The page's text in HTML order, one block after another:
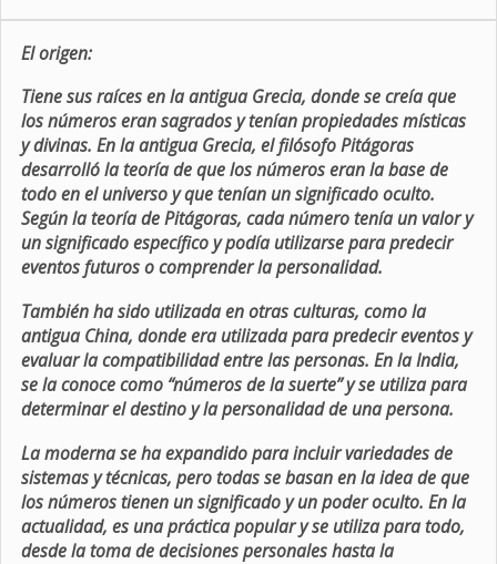
El origen:
Tiene sus raíces en la antigua Grecia, donde se creía que
los números eran sagrados y tenían propiedades místicas
y divinas. En la antigua Grecia, el filósofo Pitágoras
desarrolló la teoría de que los números eran la base de
todo en el universo y que tenían un significado oculto.
Según la teoría de Pitágoras, cada número tenía un valor y
un significado específico y podía utilizarse para predecir
eventos futuros o comprender la personalidad.
También ha sido utilizada en otras culturas, como la
antigua China, donde era utilizada para predecir eventos y
evaluar la compatibilidad entre las personas. En la India,
se la conoce como “números de la suerte” y se utiliza para
determinar el destino y la personalidad de una persona.
La moderna se ha expandido para incluir variedades de
sistemas y técnicas, pero todas se basan en la idea de que
los números tienen un significado y un poder oculto. En la
actualidad, es una práctica popular y se utiliza para todo,
desde la toma de decisiones personales hasta la